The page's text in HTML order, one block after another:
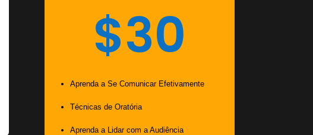
$30
Aprenda a Se Comunicar Efetivamente
Técnicas de Oratória
Aprenda a Lidar com a Audiência